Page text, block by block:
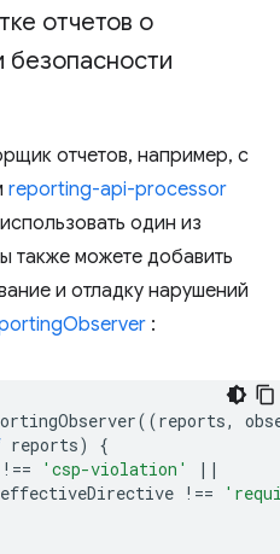
отчетов о
безопасности
отчетов, например, с
reporting-api-processor
один из
также можете добавить
и отладку нарушений
:
((reports,
reports)
{
!== 'csp-violation'
||
effectiveDirective !==